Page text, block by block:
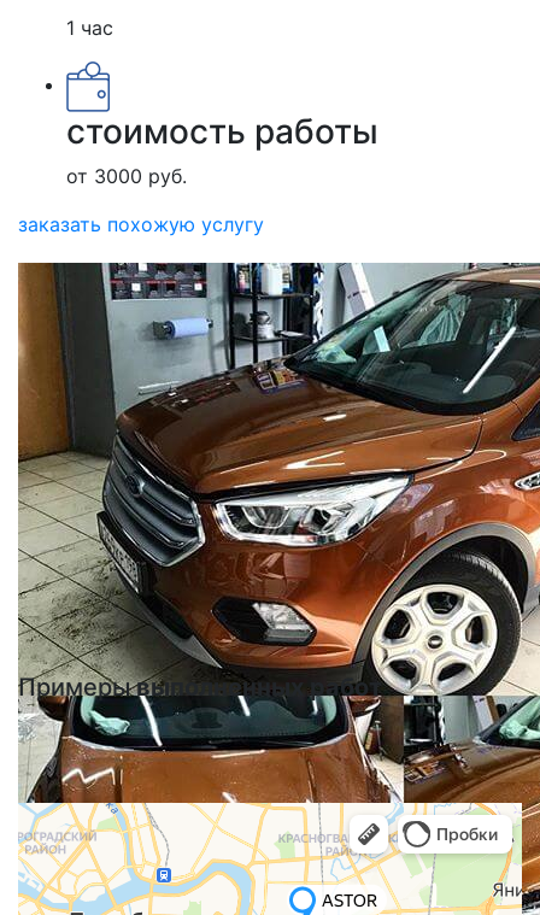
1 час
стоимость работы
от 3000 руб.
заказать похожую услугу
Примерывыполненных работ